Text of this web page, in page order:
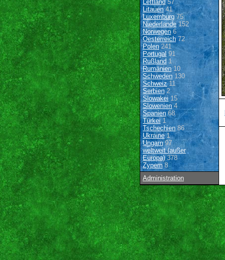
Lettland57
Litauen41
Luxemburg 75
Niederlande152
Norwegen6
Oesterreich72
Polen 241
Portugal91
Rußland 1
Rumänien10
Schweden 130
Schweiz11
Serbien2
Slowakei15
Slowenien4
Spanien68
Türkei1
Tschechien 86
Ukraine1
Ungarn97
weltweit (außer
Europa)378
Zypern8
Administration